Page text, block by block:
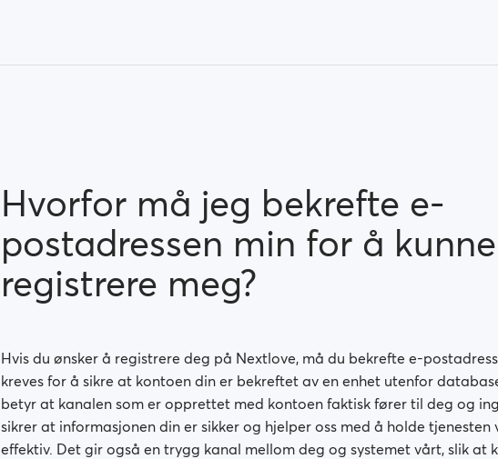
Hvorfor må jeg bekrefte e-
postadressen min for å kunne
registrere meg?
Hvis du ønsker å registrere deg på Nextlove, må du bekrefte e-
kreves for å sikre at kontoen din er bekreftet av en enhet utenfor
betyr at kanalen som er opprettet med kontoen faktisk fører til deg og
sikrer at informasjonen din er sikker og hjelper oss med å holde tjenesten
effektiv. Det gir også en trygg kanal mellom deg og systemet vårt, slik at